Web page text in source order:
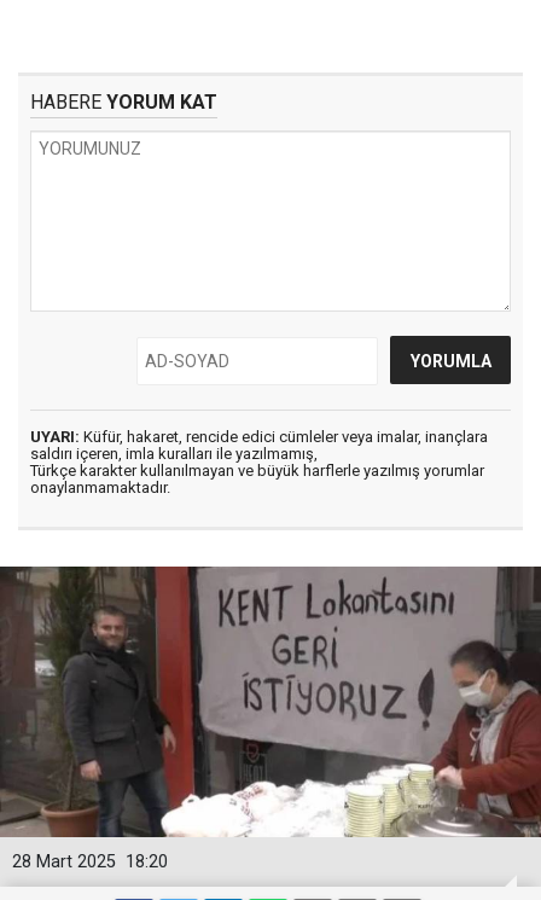
HABERE YORUM KAT
UYARI: Küfür, hakaret, rencide edici cümleler veya imalar, inançlara
saldırı içeren, imla kuralları ile yazılmamış,
Türkçe karakter kullanılmayan ve büyük harflerle yazılmış yorumlar
onaylanmamaktadır.
18:20
28 Mart 2025